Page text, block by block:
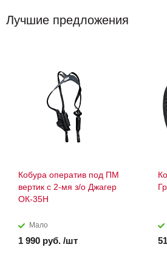
Лучшие предложения
Кобура оператив под ПМ
вертик с 2-мя з/о Джагер
ОК-35Н
Мало
1 990 руб. /шт